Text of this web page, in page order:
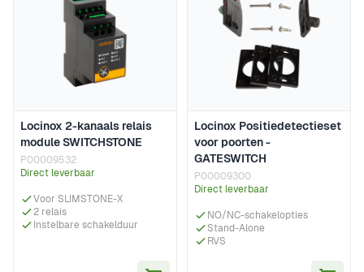
Locinox 2-kanaals relais
module SWITCHSTONE
P00009532
Direct leverbaar
Voor SLIMSTONE-X
2 relais
Instelbare schakelduur
Locinox Positiedetectieset
voor poorten -
GATESWITCH
P00009300
Direct leverbaar
NO/NC-schakelopties
Stand-Alone
RVS